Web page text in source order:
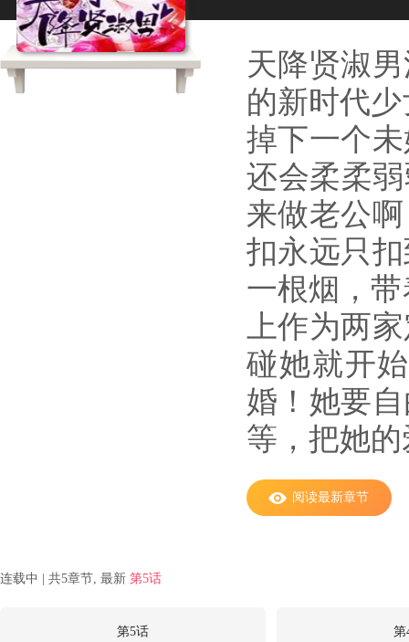
天降贤淑
的新时代
掉下一个
还会柔柔
来做老公
扣永远只
一根烟，
上作为两
碰她就开
婚！她要
等，把她
阅读最新章节
连载中 | 共5章节, 最新 第5话
第5话 第